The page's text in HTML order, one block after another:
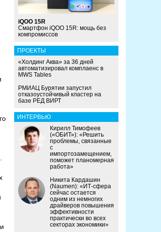
iQOO 15R
Смартфон iQOO 15R: мощь без
компромиссов
ПРОЕКТЫ
«Холдинг Аква» за 36 дней
автоматизировал комплаенс в
MWS Tables
РМИАЦ Бурятии запустил
отказоустойчивый кластер на
базе РЕД ВИРТ
ИНТЕРВЬЮ
Кирилл Тимофеев
(«ОБИТ»): «Решить
проблемы, связанные
с
импортозамещением,
поможет планомерная
работа»
Никита Кардашин
(Naumen): «ИТ-сфера
сейчас остается
одним из немногих
драйверов повышения
эффективности
практически во всех
секторах экономики»